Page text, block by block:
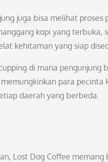
juga bisa melihat proses
kopi yang terbuka,
kehitaman yang siap
di mana pengunjung
para pecinta
daerah yang berbeda.
Lost Dog Coffee